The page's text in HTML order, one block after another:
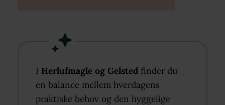
I Herlufmagle og Gelsted finder du
en balance mellem hverdagens
praktiske behov og den hyggelige